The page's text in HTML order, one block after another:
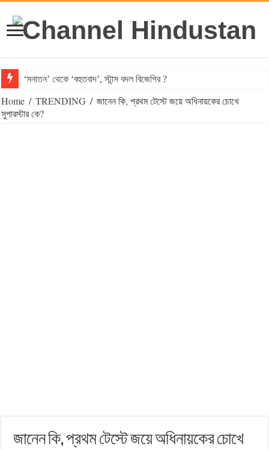
‘সনাতন’ থেকে ‘বহুতবাদ’, স্টান্স বদল বিজেপির ?
Home / TRENDING / জানেন কি, প্রথম টেস্টে জয়ে অধিনায়কের চোখে
সুপারস্টার কে?
জানেন কি, প্রথম টেস্টে জয়ে অধিনায়কের চোখে